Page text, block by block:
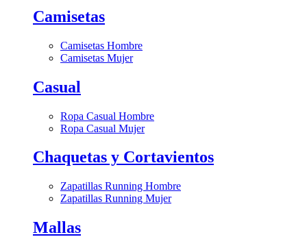
Camisetas
Camisetas Hombre
Camisetas Mujer
Casual
Ropa Casual Hombre
Ropa Casual Mujer
Chaquetas y Cortavientos
Zapatillas Running Hombre
Zapatillas Running Mujer
Mallas